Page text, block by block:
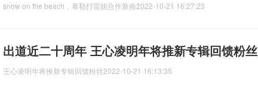
snow on the beach，泰勒打雷姐合作新曲2022-10-21 16:27:23
出道近二十周年 王心凌明年将推新专辑回馈粉丝
王心凌明年将推新专辑回馈粉丝2022-10-21 16:13:35